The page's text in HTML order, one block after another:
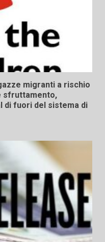
migranti a rischio
sfruttamento,
di fuori del sistema di